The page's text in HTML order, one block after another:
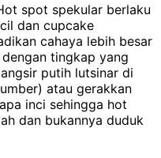
spot spekular berlaku
dan cupcake
cahaya lebih besar
tingkap yang
putih lutsinar di
atau gerakkan
inci sehingga hot
dan bukannya duduk